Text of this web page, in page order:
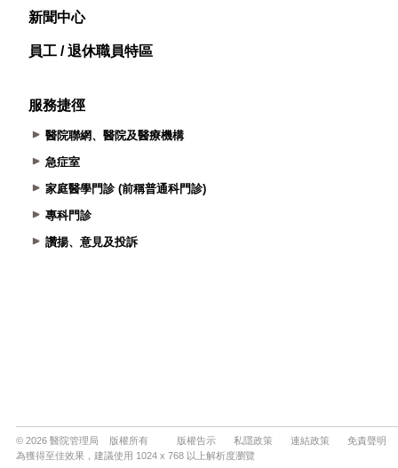
新聞中心
員工 / 退休職員特區
服務捷徑
醫院聯網、醫院及醫療機構
急症室
家庭醫學門診 (前稱普通科門診)
專科門診
讚揚、意見及投訴
© 2026 醫院管理局 版權所有 版權告示 私隱政策 連結政策
免責聲明
為獲得至佳效果，建議使用 1024 x 768 以上解析度瀏覽